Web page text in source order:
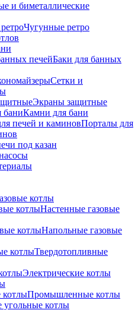
и биметаллические
Чугунные ретро
Баки для банных
Сетки и
Экраны защитные
Камни для бани
Порталы для
под казан
котлы
Настенные газовые
Напольные газовые
Твердотопливные
Электрические котлы
Промышленные котлы